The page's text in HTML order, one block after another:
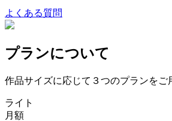
よくある質問
プランについて
作品サイズに応じて３つのプランをご
ライト
月額